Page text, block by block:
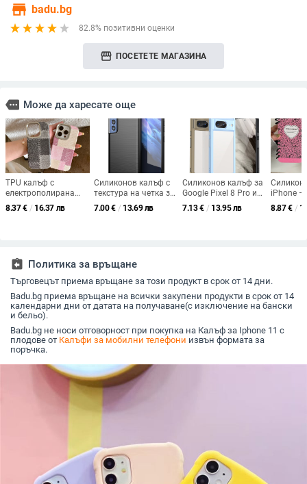
store badu.bg
82.8% позитивни оценки
storefront ПОСЕТЕТЕ МАГАЗИНА
more Може да харесате още
TPU калъф с
електрополирана
деним текстура и
големи отвори за
8.37€ / 16.37 лв
Силиконов калъф с
текстура на четка за
Samsung S21 FE,
пълно покритие,
7.00€ / 13.69 лв
Силиконов калъф за
Google Pixel 8 Pro и
Pixel 8A, пълен
обхват, едноцветен,
7.13€ / 13.95 лв
iPhone –
дизайн
и
8.87€ /
assignment_return Политика за връщане
Търговецът приема връщане за този продукт в срок от 14 дни.
Badu.bg приема връщане на всички закупени продукти в срок от 14
календарни дни от датата на получаване(с изключение на бански
и бельо).
Badu.bg не носи отговорност при покупка на Калъф за Iphone 11 с
плодове от Калъфи за мобилни телефони извън формата за
поръчка.